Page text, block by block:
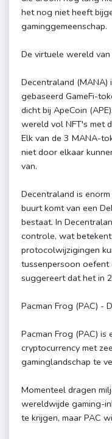
het nog niet heeft
gaminggemeenschap.
De virtuele wereld
Decentraland (MANA)
gebaseerd GameFi-
dicht bij ApeCoin
wereld vol NFT's met
Elk van de 3 MANA-
niet door elkaar
van.
Decentraland is
buurt komt van een
bestaat. In
controle, wat
protocolwijzigingen
tussenpersoon oefent
suggereert dat het in
Pacman Frog (PAC) -
Pacman Frog (PAC) is
cryptocurrency met
gaminglandschap te
Momenteel dragen
wereldwijde gaming-
te krijgen, maar PAC